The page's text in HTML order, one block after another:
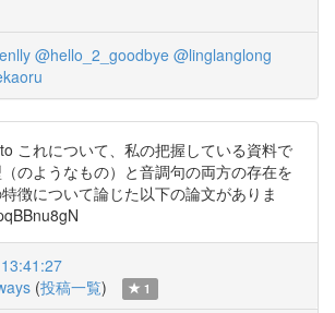
@hello_2_goodbye @linglanglong
これについて、私の把握している資料で
のようなもの）と音調句の両方の存在を
徴について論じた以下の論文がありま
(投稿一覧) 1